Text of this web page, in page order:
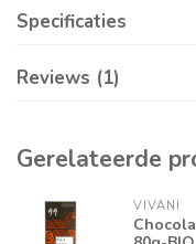
Specificaties
Reviews (1)
Gerelateerde
VIVANI